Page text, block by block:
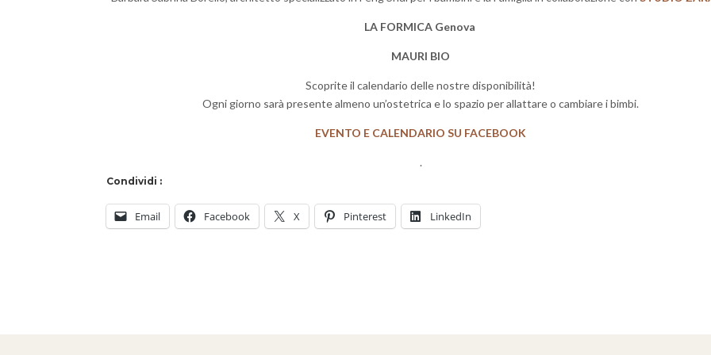
LA FORMICA Genova
MAURI BIO
Scoprite il calendario delle nostre disponibilità!
Ogni giorno sarà presente almeno un’ostetrica e lo spazio per allattare o cambiare i bimbi.
EVENTO E CALENDARIO SU FACEBOOK
.
Condividi :
Email Facebook X Pinterest LinkedIn